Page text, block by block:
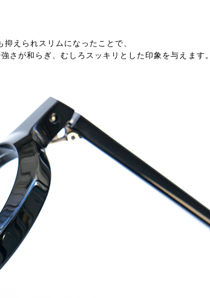
えられスリムになったことで、
さが和らぎ、むしろスッキリとした印象を与えます。